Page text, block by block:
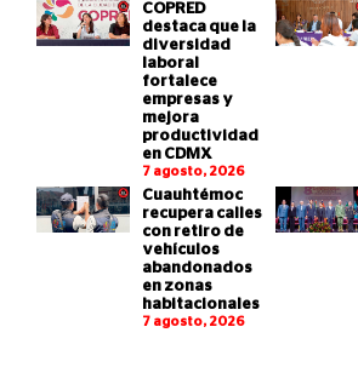
COPRED
destaca que la
diversidad
laboral
fortalece
empresas y
mejora
productividad
en CDMX
7 agosto, 2026
Cuauhtémoc
recupera calles
con retiro de
vehículos
abandonados
en zonas
habitacionales
7 agosto, 2026